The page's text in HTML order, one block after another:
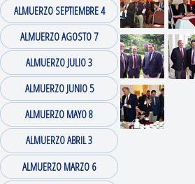
ALMUERZO SEPTIEMBRE 4
ALMUERZO AGOSTO 7
ALMUERZO JULIO 3
ALMUERZO JUNIO 5
ALMUERZO MAYO 8
ALMUERZO ABRIL 3
ALMUERZO MARZO 6